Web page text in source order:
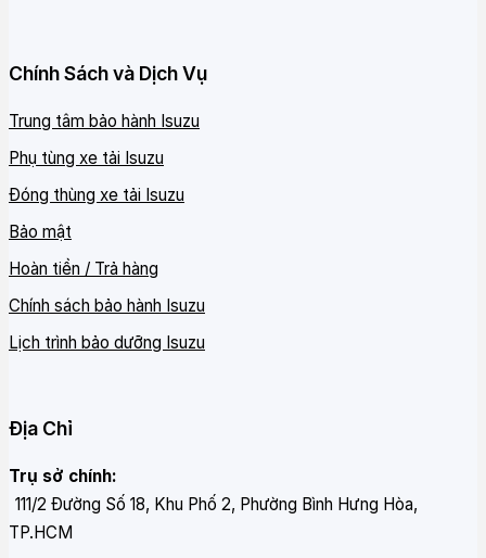
Chính Sách và Dịch Vụ
Trung tâm bảo hành Isuzu
Phụ tùng xe tải Isuzu
Đóng thùng xe tải Isuzu
Bảo mật
Hoàn tiền / Trả hàng
Chính sách bảo hành Isuzu
Lịch trình bảo dưỡng Isuzu
Địa Chỉ
Trụ sở chính:
111/2 Đường Số 18, Khu Phố 2, Phường Bình Hưng Hòa,
TP.HCM